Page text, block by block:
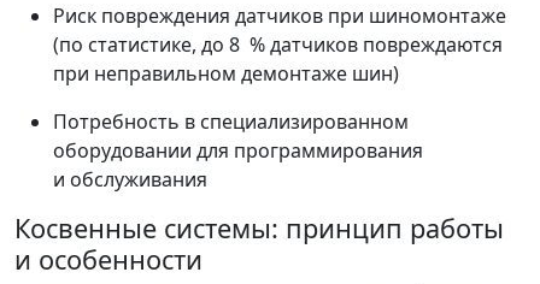
Риск повреждения датчиков при шиномонтаже
(по статистике, до 8 % датчиков повреждаются
при неправильном демонтаже шин)
Потребность в специализированном
оборудовании для программирования
и обслуживания
Косвенные системы: принцип работы
и особенности